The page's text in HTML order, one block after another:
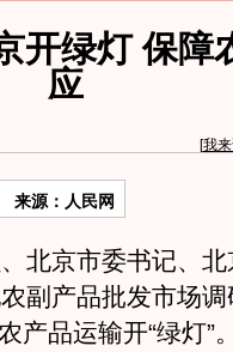
开绿灯 保障
应
[我
来源：人民网
北京市委书记、北
副产品批发市场
产品运输开“绿灯”